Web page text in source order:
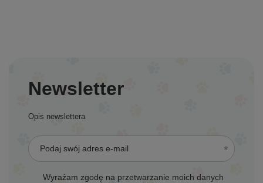
Newsletter
Opis newslettera
Podaj swój adres e-mail
Wyrażam zgodę na przetwarzanie moich danych